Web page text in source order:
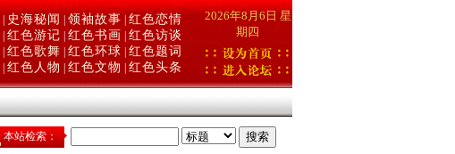
史海秘闻 领袖故事 红色恋情
红色游记 红色书画
红色访谈
红色歌舞 红色环球 红色题词
红色人物 红色文物 红色头条
2026年8月6日 星
期四
本站检索：